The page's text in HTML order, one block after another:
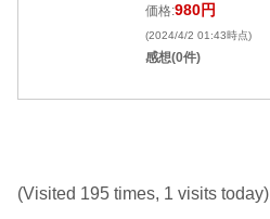
価格:980円
(2024/4/2 01:43時点)
感想(0件)
(Visited 195 times, 1 visits today)